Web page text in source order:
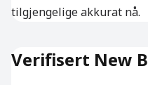
tilgjengelige akkurat nå.
Verifisert New